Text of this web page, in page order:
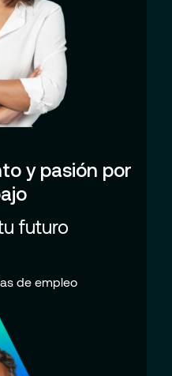
y pasión por
futuro
de empleo